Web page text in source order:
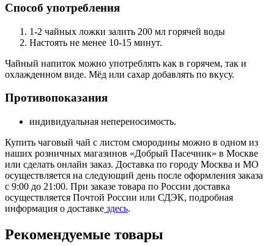
Способ употребления
1-2 чайных ложки залить 200 мл горячей воды
Настоять не менее 10-15 минут.
Чайный напиток можно употреблять как в горячем, так и
охлажденном виде. Мёд или сахар добавлять по вкусу.
Противопоказания
индивидуальная непереносимость.
Купить чаговый чай с листом смородины можно в одном из
наших розничных магазинов «Добрый Пасечник» в Москве
или сделать онлайн заказ. Доставка по городу Москва и МО
осуществляется на следующий день после оформления заказа
с 9:00 до 21:00. При заказе товара по России доставка
осуществляется Почтой России или СДЭК, подробная
информация о доставке здесь.
Рекомендуемые товары